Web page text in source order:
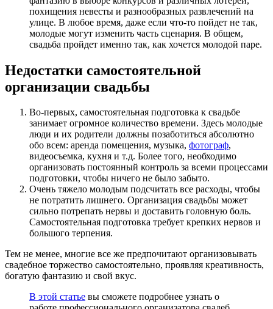
похищения невесты и разнообразных развлечений на
улице. В любое время, даже если что-то пойдет не так,
молодые могут изменить часть сценария. В общем,
свадьба пройдет именно так, как хочется молодой паре.
Недостатки самостоятельной
организации свадьбы
Во-первых, самостоятельная подготовка к свадьбе
занимает огромное количество времени. Здесь молодые
люди и их родители должны позаботиться абсолютно
обо всем: аренда помещения, музыка, фотограф,
видеосъемка, кухня и т.д. Более того, необходимо
организовать постоянный контроль за всеми процессами
подготовки, чтобы ничего не было забыто.
Очень тяжело молодым подсчитать все расходы, чтобы
не потратить лишнего. Организация свадьбы может
сильно потрепать нервы и доставить головную боль.
Самостоятельная подготовка требует крепких нервов и
большого терпения.
Тем не менее, многие все же предпочитают организовывать
свадебное торжество самостоятельно, проявляя креативность,
богатую фантазию и свой вкус.
В этой статье вы сможете подробнее узнать о